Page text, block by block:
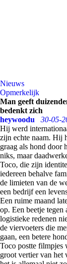
Nieuws
Opmerkelijk
Man geeft
bedenkt zich
heywoodu
30-05-
Hij werd
zijn echte naam. Hij
graag als hond door
niks, maar
Toco, die zijn
iedereen behalve
de limieten van de
een bedrijf een
Een ruime maand
op. Een beetje tegen
logistieke redenen
de viervoeters die
gaan, een betere
Toco postte filmpjes
groot vertier van het